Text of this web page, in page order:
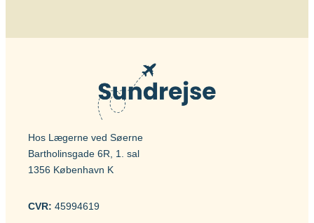
Hos Lægerne ved Søerne
Bartholinsgade 6R, 1. sal
1356 København K
CVR: 45994619